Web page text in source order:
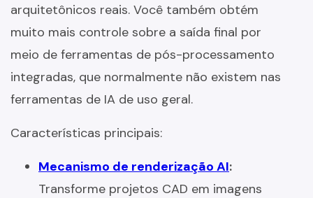
arquitetônicos reais. Você também obtém
muito mais controle sobre a saída final por
meio de ferramentas de pós-processamento
integradas, que normalmente não existem nas
ferramentas de IA de uso geral.
Características principais:
Mecanismo de renderização AI:
Transforme projetos CAD em imagens